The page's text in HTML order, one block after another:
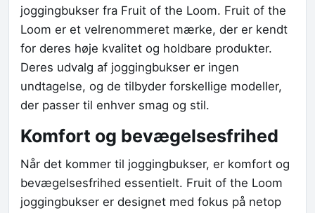
joggingbukser fra Fruit of the Loom. Fruit of the
Loom er et velrenommeret mærke, der er kendt
for deres høje kvalitet og holdbare produkter.
Deres udvalg af joggingbukser er ingen
undtagelse, og de tilbyder forskellige modeller,
der passer til enhver smag og stil.
Komfort og bevægelsesfrihed
Når det kommer til joggingbukser, er komfort og
bevægelsesfrihed essentielt. Fruit of the Loom
joggingbukser er designet med fokus på netop